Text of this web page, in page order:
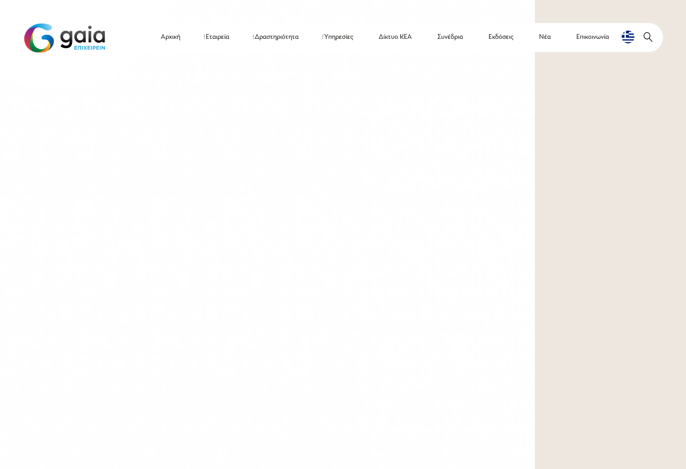
Αρχική Εταιρεία Δραστηριότητα Υπηρεσίες Δίκτυο ΚΕΑ Συνέδρια Εκδόσεις Νέα Επικοινωνία